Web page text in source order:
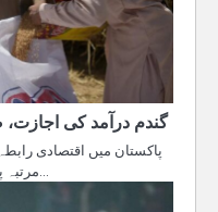
گندم درآمد کی اجازت،
پاکستان میں اقتصادی
مرتبہ پھر گندم درآمد کرنے کی منظوری دے دی…